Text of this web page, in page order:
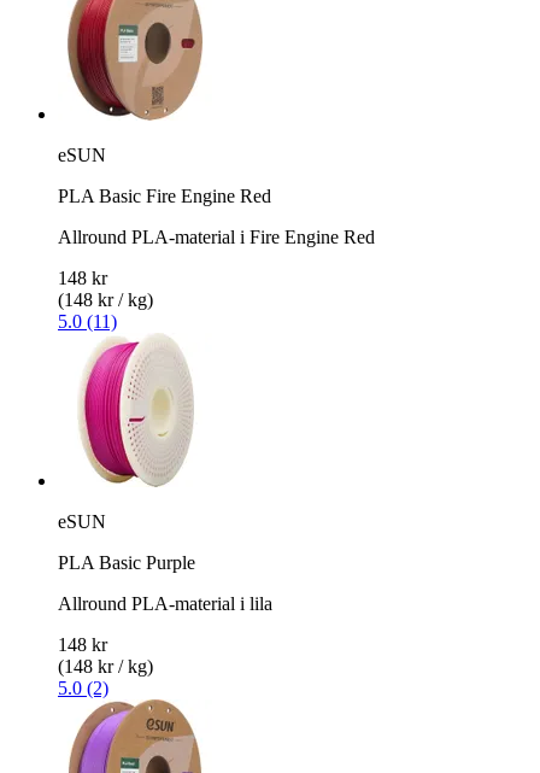
eSUN
PLA Basic Fire Engine Red
Allround PLA-material i Fire Engine Red
148 kr
(148 kr / kg)
5.0 (11)
eSUN
PLA Basic Purple
Allround PLA-material i lila
148 kr
(148 kr / kg)
5.0 (2)